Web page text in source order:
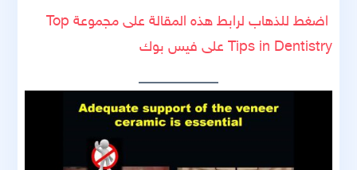
اضغط للذهاب لرابط هذه المقالة على مجموعة Top
Tips in Dentistry على فيس بوك